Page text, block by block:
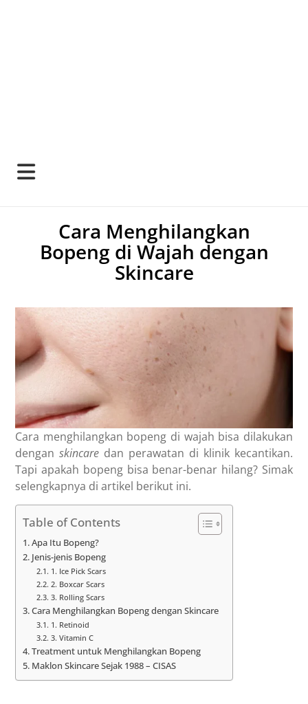
Cara Menghilangkan
Bopeng di Wajah dengan
Skincare
Cara menghilangkan bopeng di wajah bisa dilakukan
denganskincare dan perawatan di klinik kecantikan.
Tapi apakah bopeng bisa benar-benar hilang? Simak
selengkapnya di artikel berikut ini.
Table of Contents
Apa Itu Bopeng?
Jenis-jenis Bopeng
1. Ice Pick Scars
2. Boxcar Scars
3. Rolling Scars
Cara Menghilangkan Bopeng dengan Skincare
1. Retinoid
3. Vitamin C
Treatment untuk Menghilangkan Bopeng
Maklon Skincare Sejak 1988 – CISAS